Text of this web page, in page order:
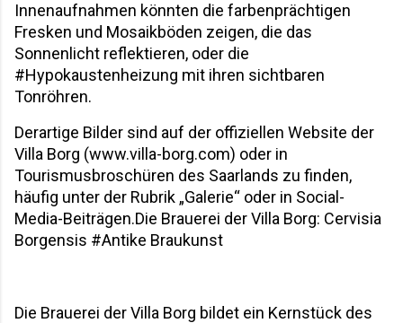
Innenaufnahmen könnten die farbenprächtigen
Fresken und Mosaikböden zeigen, die das
Sonnenlicht reflektieren, oder die
#Hypokaustenheizung mit ihren sichtbaren
Tonröhren.
Derartige Bilder sind auf der offiziellen Website der
Villa Borg (www.villa-borg.com) oder in
Tourismusbroschüren des Saarlands zu finden,
häufig unter der Rubrik „Galerie“ oder in Social-
Media-Beiträgen.Die Brauerei der Villa Borg: Cervisia
Borgensis #Antike Braukunst
Die Brauerei der Villa Borg bildet ein Kernstück des